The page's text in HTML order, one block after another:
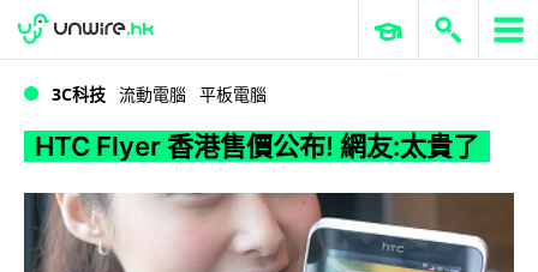
HTC Flyer 香港售價公布! 網友:太貴了
WWDC 2026 ERP 與商業 AI
3C科技 流動電腦 平板電腦
HTC Flyer 香港售價公布! 網友:太貴了